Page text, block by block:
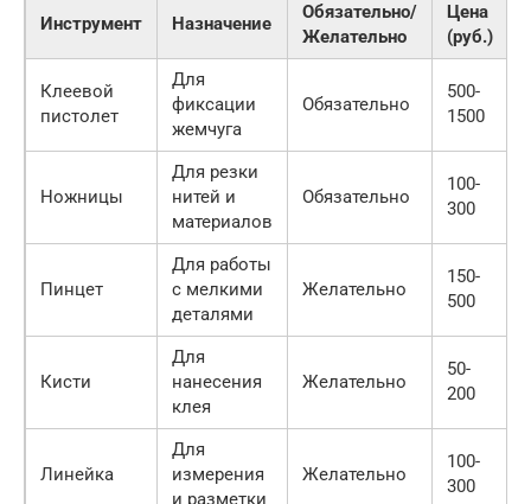
Инструмент Назначение
Обязательно/
Желательно
Цена
(руб.)
Клеевой
пистолет
Для
фиксации
жемчуга
Обязательно
500-
1500
Ножницы
Для резки
нитей и
материалов
Обязательно
100-
300
Пинцет
Для работы
с мелкими
деталями
Желательно
150-
500
Кисти
Для
нанесения
клея
Желательно
50-
200
Линейка
Для
измерения
Желательно
100-
300